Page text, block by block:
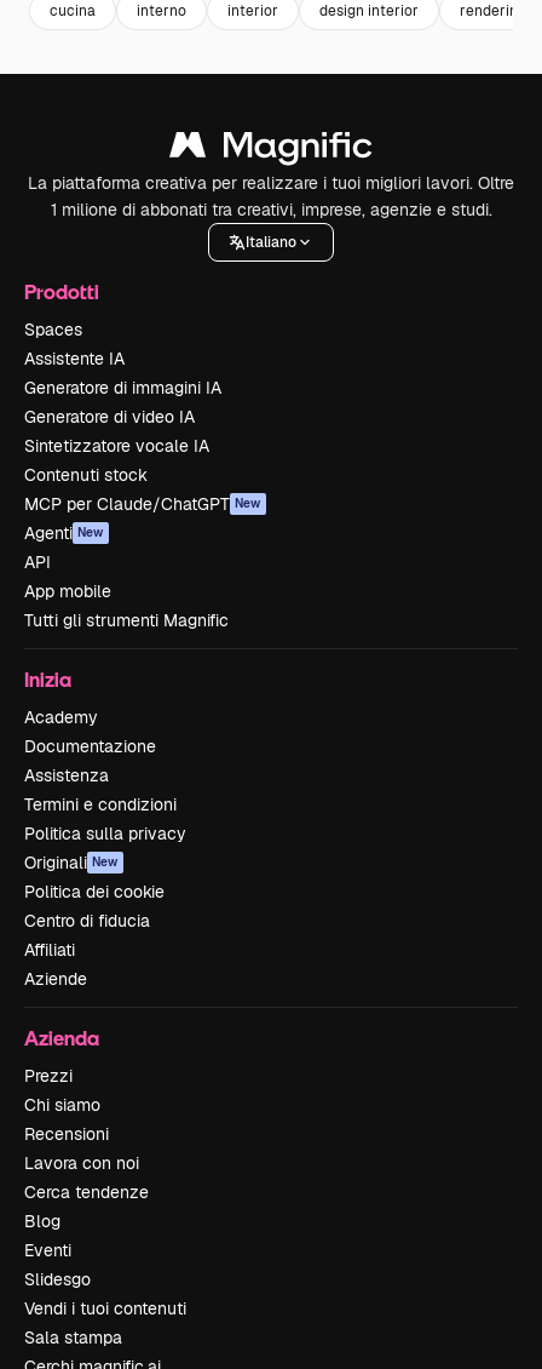
cucina interno interior design interior rendering
La piattaforma creativa per realizzare i tuoi migliori lavori. Oltre
1 milione di abbonati tra creativi, imprese, agenzie e studi.
Italiano
Prodotti
Spaces
Assistente IA
Generatore di immagini IA
Generatore di video IA
Sintetizzatore vocale IA
Contenuti stock
MCP per Claude/ChatGPT New
Agenti New
API
App mobile
Tutti gli strumenti Magnific
Inizia
Academy
Documentazione
Assistenza
Termini e condizioni
Politica sulla privacy
Originali New
Politica dei cookie
Centro di fiducia
Affiliati
Aziende
Azienda
Prezzi
Chi siamo
Recensioni
Lavora con noi
Cerca tendenze
Blog
Eventi
Slidesgo
Vendi i tuoi contenuti
Sala stampa